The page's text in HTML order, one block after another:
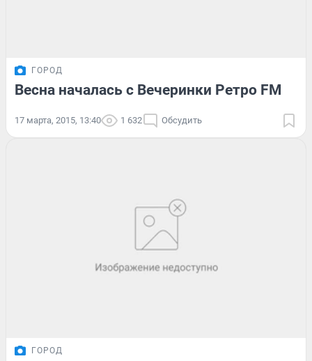
ГОРОД
Весна началась с Вечеринки Ретро FM
17 марта, 2015, 13:40 1 632 Обсудить
ГОРОД